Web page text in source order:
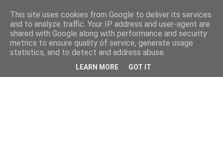
This site uses cookies from Google to deliver its services
and to analyze traffic. Your IP address and user-agent are
shared with Google along with performance and security
metrics to ensure quality of service, generate usage
statistics, and to detect and address abuse.
LEARN MORE GOT IT